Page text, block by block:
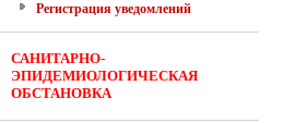
Регистрация уведомлений
САНИТАРНО-
ЭПИДЕМИОЛОГИЧЕСКАЯ
ОБСТАНОВКА